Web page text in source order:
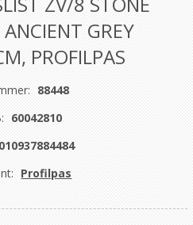
GREY
PROFILPAS
88448
60042810
Profilpas